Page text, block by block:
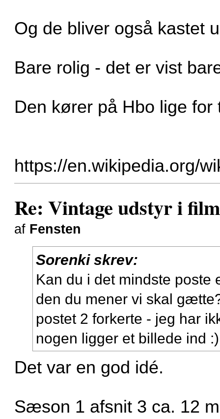
Og de bliver også kastet
Bare rolig - det er vist
Den kører på Hbo lige for
https://en.wikipedia.org/
Re: Vintage udstyr i
af Fensten
Sorenki skrev:
Kan du i det mindste poste
den du mener vi skal
postet 2 forkerte - jeg har
nogen ligger et billede ind :)
Det var en god idé.
Sæson 1 afsnit 3 ca. 12